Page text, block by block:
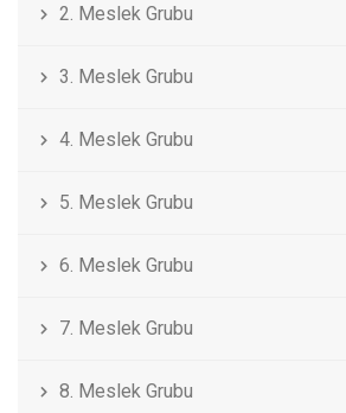
2. Meslek Grubu
3. Meslek Grubu
4. Meslek Grubu
5. Meslek Grubu
6. Meslek Grubu
7. Meslek Grubu
8. Meslek Grubu